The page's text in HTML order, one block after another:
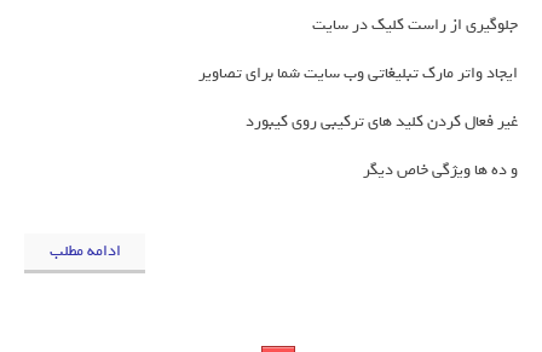
جلوگیری از راست کلیک در سایت
ایجاد واتر مارک تبلیغاتی وب سایت شما برای تصاویر
غیر فعال کردن کلید های ترکیبی روی کیبورد
و ده ها ویژگی خاص دیگر
ادامه مطلب